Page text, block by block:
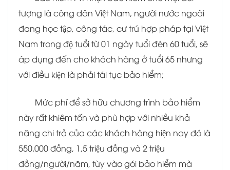
tượng là công dân Việt Nam, người nước ngoài
đang học tập, công tác, cư trú hợp pháp tại Việt
Nam trong độ tuổi từ 01 ngày tuổi đén 60 tuổi, sẽ
áp dụng đến cho khách hàng ở tuổi 65 nhưng
với điều kiện là phải tái tục bảo hiểm;
Mức phí để sở hữu chương trình bảo hiểm
này rất khiêm tốn và phù hợp với nhiều khả
năng chi trả của các khách hàng hiện nay đó là
550.000 đồng, 1,5 triệu đồng và 2 triệu
đồng/người/năm, tùy vào gói bảo hiểm mà